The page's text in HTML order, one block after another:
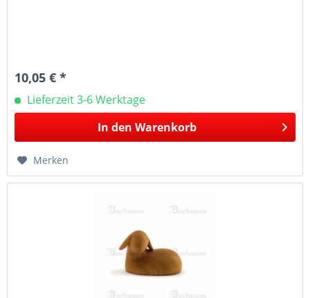
10,05 € *
Lieferzeit 3-6 Werktage
In den Warenkorb
Merken